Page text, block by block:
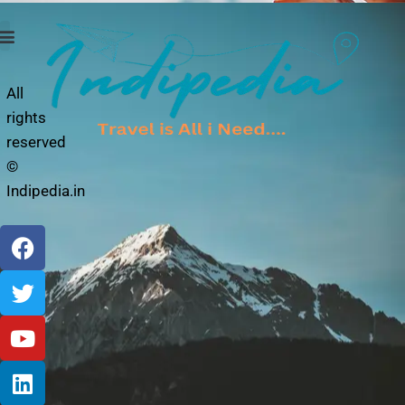
i
l
All
rights
reserved
©
Indipedia.in